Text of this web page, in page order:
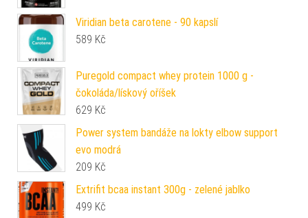
Viridian beta carotene - 90 kapslí
589 Kč
Puregold compact whey protein 1000 g -
čokoláda/lískový oříšek
629 Kč
Power system bandáže na lokty elbow support
evo modrá
209 Kč
Extrifit bcaa instant 300g - zelené jablko
499 Kč